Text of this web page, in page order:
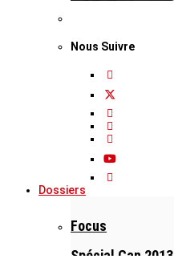
Nous Suivre
Dossiers
Focus
Spécial Can 2013